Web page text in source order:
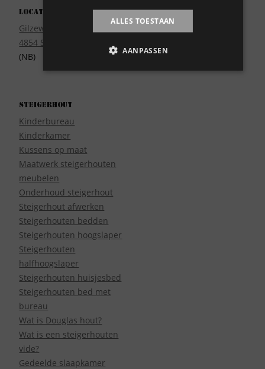
Locatie
Gilzeweg 17
4854 SE Bavel
(NB)
Wie zijn wij?
Steigerhout
Kinderbureau
Kinderkamer
Kussens op maat
Maatwerk steigerhouten
meubelen
Onderhoud steigerhout
Steigerhout afwerken
Steigerhouten bedden
Steigerhouten hoogslaper
Steigerhouten
halfhoogslaper
Steigerhouten huisjesbed
Steigerhouten bed met
bureau
Wat is Douglas hout?
Wat is een steigerhouten
vide?
Gedeelde slaapkamer
ALLES TOESTAAN
AANPASSEN